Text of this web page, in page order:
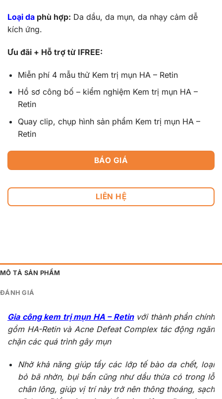
Loại da phù hợp: Da dầu, da mụn, da nhạy cảm dễ
kích ứng.
Ưu đãi + Hỗ trợ từ IFREE:
Miễn phí 4 mẫu thử Kem trị mụn HA – Retin
Hồ sơ công bố – kiểm nghiệm Kem trị mụn HA –
Retin
Quay clip, chụp hình sản phẩm Kem trị mụn HA –
Retin
BÁO GIÁ
LIÊN HỆ
MÔ TẢ SẢN PHẨM
ĐÁNH GIÁ
Gia công kem trị mụn HA – Retinvới thành phần chính
gồm HA-Retin và Acne Defeat Complex tác động ngăn
chặn các quá trình gây mụn
Nhờ khả năng giúp tẩy các lớp tế bào da chết, loại
bỏ bã nhờn, bụi bẩn cũng như dầu thừa có trong lỗ
chân lông, giúp vị trí này trở nên thông thoáng, sạch